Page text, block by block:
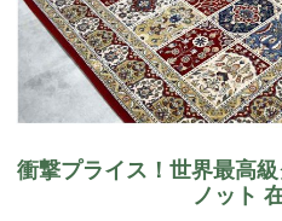
衝撃プライス！世界最高
ノット